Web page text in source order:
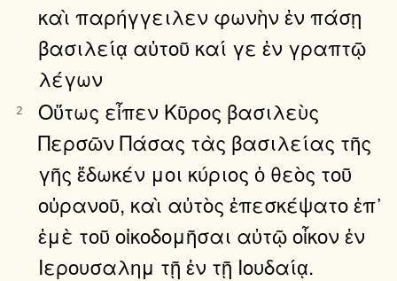
καὶ παρήγγειλεν φωνὴν ἐν πάσῃ
βασιλείᾳ αὐτοῦ καί γε ἐν γραπτῷ
λέγων
2
Οὕτως εἶπεν Κῦρος βασιλεὺς
Περσῶν Πάσας τὰς βασιλείας τῆς
γῆς ἔδωκέν μοι κύριος ὁ θεὸς τοῦ
οὐρανοῦ, καὶ αὐτὸς ἐπεσκέψατο ἐπ᾿
ἐμὲ τοῦ οἰκοδομῆσαι αὐτῷ οἶκον ἐν
Ιερουσαλημ τῇ ἐν τῇ Ιουδαίᾳ.